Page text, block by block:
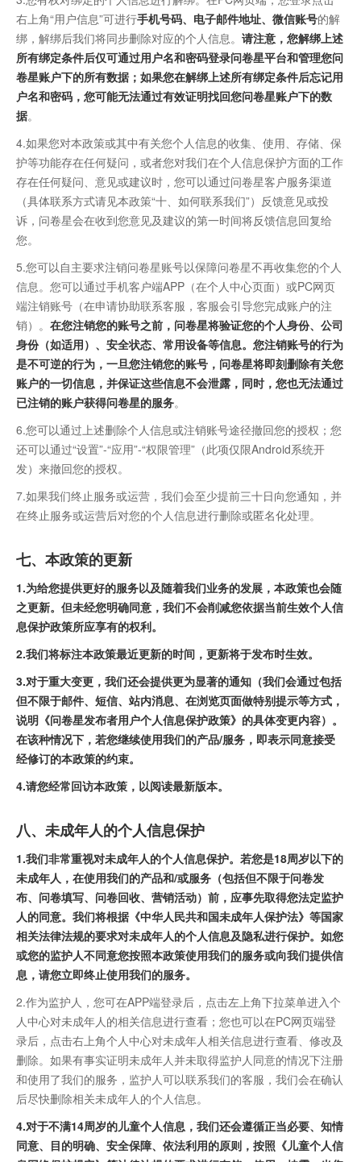
右上角“用户信息”可进行手机号码、电子邮件地址、微信账号的解
绑，解绑后我们将同步删除对应的个人信息。 请注意，您解绑上述
所有绑定条件后仅可通过用户名和密码登录问卷星平台和管理您问
卷星账户下的所有数据；如果您在解绑上述所有绑定条件后忘记用
户名和密码，您可能无法通过有效证明找回您问卷星账户下的数
据。
4.如果您对本政策或其中有关您个人信息的收集、使用、存储、保
护等功能存在任何疑问，或者您对我们在个人信息保护方面的工作
存在任何疑问、意见或建议时，您可以通过问卷星客户服务渠道
（具体联系方式请见本政策“十、如何联系我们”）反馈意见或投
诉，问卷星会在收到您意见及建议的第一时间将反馈信息回复给
您。
5.您可以自主要求注销问卷星账号以保障问卷星不再收集您的个人
信息。您可以通过手机客户端APP（在个人中心页面）或PC网页
端注销账号（在申请协助联系客服，客服会引导您完成账户的注
销）。 在您注销您的账号之前，问卷星将验证您的个人身份、公司
身份（如适用）、安全状态、常用设备等信息。您注销账号的行为
是不可逆的行为，一旦您注销您的账号，问卷星将即刻删除有关您
账户的一切信息，并保证这些信息不会泄露，同时，您也无法通过
已注销的账户获得问卷星的服务。
6.您可以通过上述删除个人信息或注销账号途径撤回您的授权；您
还可以通过“设置”-“应用”-“权限管理”（此项仅限Android系统开
发）来撤回您的授权。
7.如果我们终止服务或运营，我们会至少提前三十日向您通知，并
在终止服务或运营后对您的个人信息进行删除或匿名化处理。
七、本政策的更新
1.为给您提供更好的服务以及随着我们业务的发展，本政策也会随
之更新。但未经您明确同意，我们不会削减您依据当前生效个人信
息保护政策所应享有的权利。
2.我们将标注本政策最近更新的时间，更新将于发布时生效。
3.对于重大变更，我们还会提供更为显著的通知（我们会通过包括
但不限于邮件、短信、站内消息、在浏览页面做特别提示等方式，
说明《问卷星发布者用户个人信息保护政策》的具体变更内容）。
在该种情况下，若您继续使用我们的产品/服务，即表示同意接受
经修订的本政策的约束。
4.请您经常回访本政策，以阅读最新版本。
八、未成年人的个人信息保护
1.我们非常重视对未成年人的个人信息保护。若您是18周岁以下的
未成年人，在使用我们的产品和/或服务（包括但不限于问卷发
布、问卷填写、问卷回收、营销活动）前，应事先取得您法定监护
人的同意。我们将根据《中华人民共和国未成年人保护法》等国家
相关法律法规的要求对未成年人的个人信息及隐私进行保护。如您
或您的监护人不同意您按照本政策使用我们的服务或向我们提供信
息，请您立即终止使用我们的服务。
2.作为监护人，您可在APP端登录后，点击左上角下拉菜单进入个
人中心对未成年人的相关信息进行查看；您也可以在PC网页端登
录后，点击右上角个人中心对未成年人相关信息进行查看、修改及
删除。如果有事实证明未成年人并未取得监护人同意的情况下注册
和使用了我们的服务，监护人可以联系我们的客服，我们会在确认
后尽快删除相关未成年人的个人信息。
4.对于不满14周岁的儿童个人信息，我们还会遵循正当必要、知情
同意、目的明确、安全保障、依法利用的原则，按照《儿童个人信